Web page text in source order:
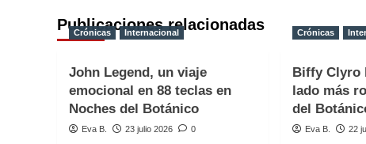
Publicaciones relacionadas
Crónicas Internacional
John Legend, un viaje
emocional en 88 teclas en
Noches del Botánico
Eva B. 23 julio 2026 0
Crónicas
Biffy Clyro
lado más
del
Eva B. 22